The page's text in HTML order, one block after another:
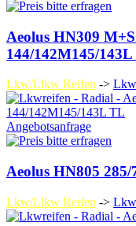
Aeolus HN309
144/142M145/
Lkw/Llkw Reifen ->
Angebotsanfrage
Aeolus HN805
Lkw/Llkw Reifen ->